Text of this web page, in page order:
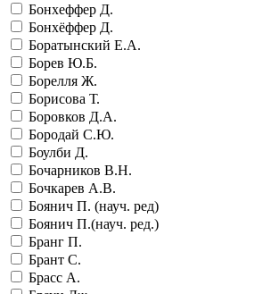
Бонхеффер Д.
Бонхёффер Д.
Боратынский Е.А.
Борев Ю.Б.
Борелля Ж.
Борисова Т.
Боровков Д.А.
Бородай С.Ю.
Боулби Д.
Бочарников В.Н.
Бочкарев А.В.
Боянич П. (науч. ред)
Боянич П.(науч. ред.)
Бранг П.
Брант С.
Брасс А.